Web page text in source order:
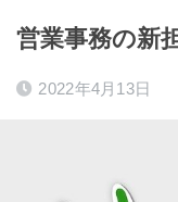
営業事務の新
2022年4月13日